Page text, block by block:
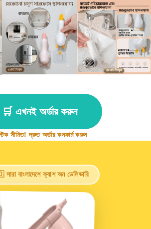
🛒 এখনই অর্ডার করুন
সীমিত! দ্রুত অর্ডার কনফার্ম করুন
বাংলাদেশে ক্যাশ অন ডেলিভারি